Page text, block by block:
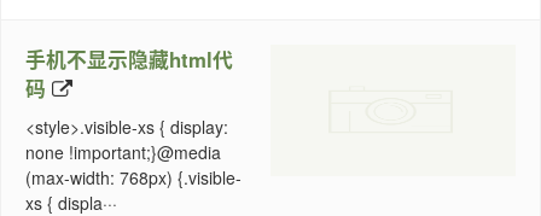
手机不显示隐藏html代
码
<style>.visible-xs { display:
none !important;}@media
(max-width: 768px) {.visible-
xs { displa···